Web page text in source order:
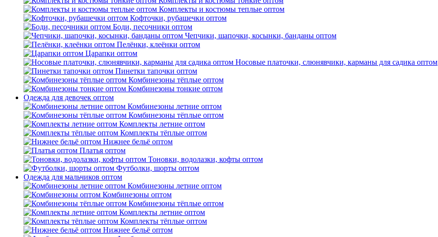
Комплекты и костюмы теплые оптом
Кофточки, рубашечки оптом
Боди, песочники оптом
Чепчики, шапочки, косынки, банданы оптом
Пелёнки, клеёнки оптом
Царапки оптом
Носовые платочки, слюнявчики, карманы для садика оптом
Пинетки тапочки оптом
Комбинезоны тёплые оптом
Комбинезоны тонкие оптом
Одежда для девочек оптом
Комбинезоны летние оптом
Комбинезоны тёплые оптом
Комплекты летние оптом
Комплекты тёплые оптом
Нижнее бельё оптом
Платья оптом
Тоновки, водолазки, кофты оптом
Футболки, шорты оптом
Одежда для мальчиков оптом
Комбинезоны летние оптом
Комбинезоны оптом
Комбинезоны тёплые оптом
Комплекты летние оптом
Комплекты тёплые оптом
Нижнее бельё оптом